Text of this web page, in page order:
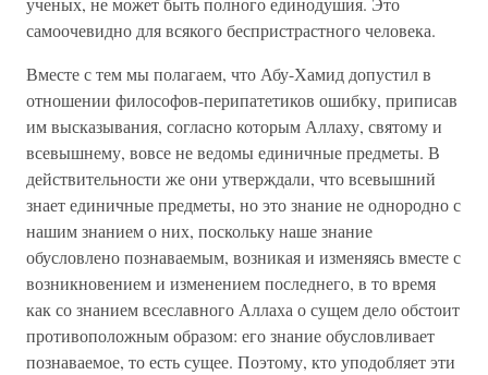
самоочевидно для всякого беспристрастного человека.
Вместе с тем мы полагаем, что Абу-Хамид допустил в
отношении философов-перипатетиков ошибку, приписав
им высказывания, согласно которым Аллаху, святому и
всевышнему, вовсе не ведомы единичные предметы. В
действительности же они утверждали, что всевышний
знает единичные предметы, но это знание не однородно с
нашим знанием о них, поскольку наше знание
обусловлено познаваемым, возникая и изменяясь вместе с
возникновением и изменением последнего, в то время
как со знанием всеславного Аллаха о сущем дело обстоит
противоположным образом: его знание обусловливает
познаваемое, то есть сущее. Поэтому, кто уподобляет эти